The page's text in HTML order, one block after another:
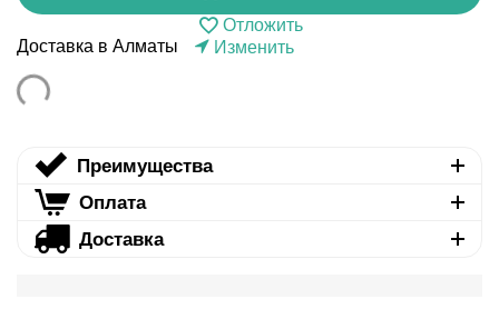
Отложить
Доставка в Алматы
Изменить
Преимущества
Оплата
Доставка